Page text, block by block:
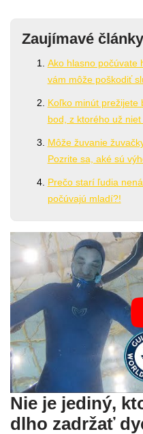
Zaujímavé články
Ako hlasno počúvate
vám môže poškodiť
Koľko minút prežijete
bod, z ktorého už
Môže žuvanie
Pozrite sa, aké sú
Prečo starí ľudia
počúvajú mladí?!
Nie je jediný,
dlho zadržať